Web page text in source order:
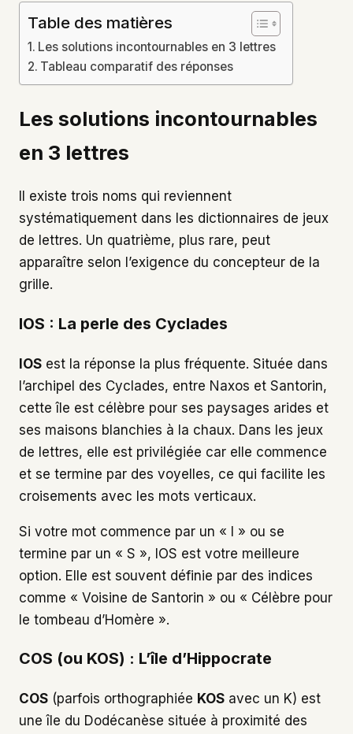
Table des matières
Les solutions incontournables en 3 lettres
Tableau comparatif des réponses
Les solutions incontournables
en 3 lettres
Il existe trois noms qui reviennent
systématiquement dans les dictionnaires de jeux
de lettres. Un quatrième, plus rare, peut
apparaître selon l’exigence du concepteur de la
grille.
IOS : La perle des Cyclades
IOS est la réponse la plus fréquente. Située dans
l’archipel des Cyclades, entre Naxos et Santorin,
cette île est célèbre pour ses paysages arides et
ses maisons blanchies à la chaux. Dans les jeux
de lettres, elle est privilégiée car elle commence
et se termine par des voyelles, ce qui facilite les
croisements avec les mots verticaux.
Si votre mot commence par un « I » ou se
termine par un « S », IOS est votre meilleure
option. Elle est souvent définie par des indices
comme « Voisine de Santorin » ou « Célèbre pour
le tombeau d’Homère ».
COS (ou KOS) : L’île d’Hippocrate
COS (parfois orthographiée KOS avec un K) est
une île du Dodécanèse située à proximité des